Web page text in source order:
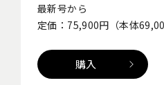
最新号から
定価：75,900円（本体
購入